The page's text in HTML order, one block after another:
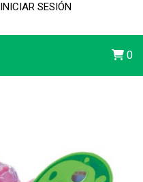
INICIAR SESIÓN
0